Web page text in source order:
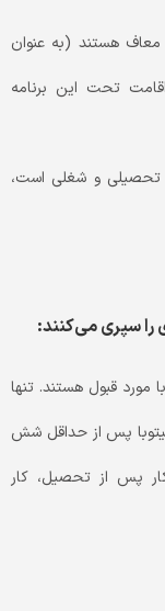
معاف هستند (به عنوان
تحت این برنامه
تحصیلی و شغلی است،
را سپری می‌کنند:
مورد قبول هستند. تنها
پس از حداقل شش
پس از تحصیل، کار